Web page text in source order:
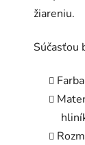
žiareniu.
Súčasťou